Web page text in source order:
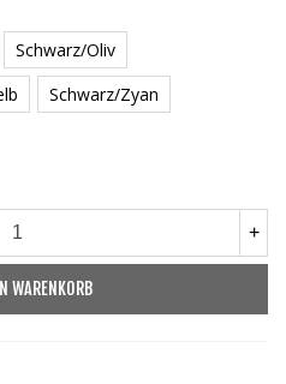
Schwarz/Oliv
Schwarz/Zyan
+
WARENKORB